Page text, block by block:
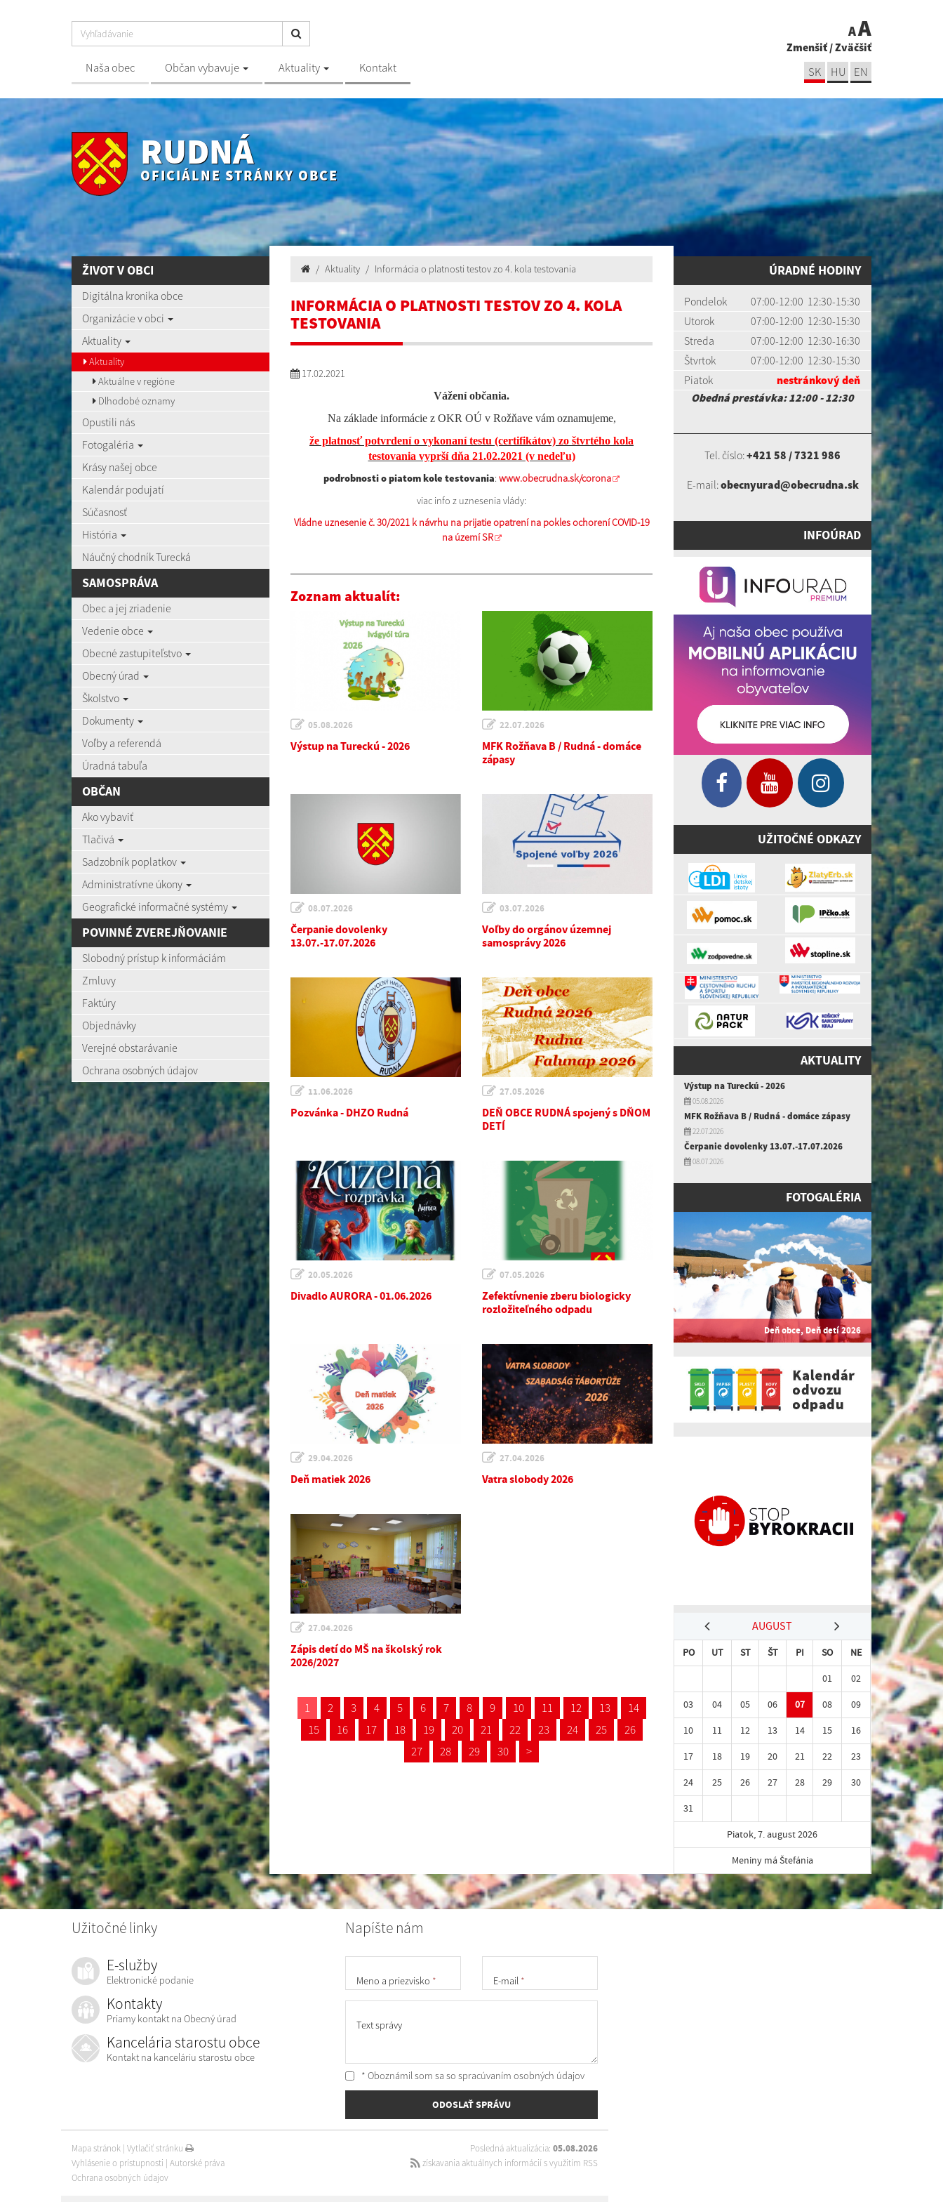
Naša obec Občan vybavuje Aktuality Kontakt
AA
Zmenšiť/Zväčšiť
SK HU EN
RUDNÁ
OFICIÁLNE STRÁNKY OBCE
ŽIVOT V OBCI
Digitálna kronika obce
Organizácie v obci
Aktuality
Aktuality
Aktuálne v regióne
Dlhodobé oznamy
Opustili nás
Fotogaléria
Krásy našej obce
Kalendár podujatí
Súčasnosť
História
Náučný chodník Turecká
SAMOSPRÁVA
Obec a jej zriadenie
Vedenie obce
Obecné zastupiteľstvo
Obecný úrad
Školstvo
Dokumenty
Voľby a referendá
Úradná tabuľa
OBČAN
Ako vybaviť
Tlačivá
Sadzobník poplatkov
Administratívne úkony
Geografické informačné systémy
POVINNÉ ZVEREJŇOVANIE
Slobodný prístup k informáciám
Zmluvy
Faktúry
Objednávky
Verejné obstarávanie
Ochrana osobných údajov
Aktuality Informácia o platnosti testov zo 4. kola testovania
INFORMÁCIA O PLATNOSTI TESTOV ZO 4. KOLA
TESTOVANIA
17.02.2021
Vážení občania.
Na základe informácie z OKR OÚ v Rožňave vám oznamujeme,
že platnosť potvrdení o vykonaní testu (certifikátov) zo štvrtého kola
testovania vyprší dňa 21.02.2021 (v nedeľu)
podrobnosti o piatom kole testovania: www.obecrudna.sk/corona
viac info z uznesenia vlády:
Vládne uznesenie č. 30/2021 k návrhu na prijatie opatrení na pokles ochorení COVID-19
na území SR
Zoznam aktualít:
05.08.2026
Výstup na Tureckú - 2026
22.07.2026
MFK Rožňava B / Rudná - domáce
zápasy
08.07.2026
Čerpanie dovolenky
13.07.-17.07.2026
03.07.2026
Voľby do orgánov územnej
samosprávy 2026
11.06.2026
Pozvánka - DHZO Rudná
27.05.2026
DEŇ OBCE RUDNÁ spojený s DŇOM
DETÍ
20.05.2026
Divadlo AURORA - 01.06.2026
07.05.2026
Zefektívnenie zberu biologicky
rozložiteľného odpadu
29.04.2026
Deň matiek 2026
27.04.2026
Vatra slobody 2026
27.04.2026
Zápis detí do MŠ na školský rok
2026/2027
1 2 3 4 5 6 7 8 9 10 11 12 13
14
15
16 17 18 19 20 21 22 23 24 25
26
27
28 29 30 >
ÚRADNÉ HODINY
Pondelok
07:00-12:00 12:30-15:30
Utorok
07:00-12:00 12:30-15:30
Streda
07:00-12:00 12:30-16:30
Štvrtok
07:00-12:00 12:30-15:30
Piatok
nestránkový deň
Obedná prestávka: 12:00 - 12:30
Tel. číslo:+421 58 / 7321 986
E-mail:obecnyurad@obecrudna.sk
INFOÚRAD
UŽITOČNÉ ODKAZY
AKTUALITY
Výstup na Tureckú - 2026
05.08.2026
MFK Rožňava B / Rudná - domáce zápasy
22.07.2026
Čerpanie dovolenky 13.07.-17.07.2026
08.07.2026
FOTOGALÉRIA
Deň obce, Deň detí 2026
AUGUST
PO UT ST ŠT PI SO
NE
01
02
03
04 05 06 07 08
09
10
11 12 13 14 15
16
17
18 19 20 21 22
23
24
25 26 27 28 29
30
31
Piatok, 7. august 2026
Meniny má Štefánia
Napíšte nám
Meno a priezvisko * E-mail *
Text správy
* Oboznámil som sa so spracúvaním osobných údajov
ODOSLAŤ SPRÁVU
Užitočné linky
E-služby
Elektronické podanie
Kontakty
Priamy kontakt na Obecný úrad
Kancelária starostu obce
Kontakt na kanceláriu starostu obce
Posledná aktualizácia: 05.08.2026
získavania aktuálnych informácií s využitím RSS
Mapa stránok | Vytlačiť stránku
Vyhlásenie o prístupnosti | Autorské práva
Ochrana osobných údajov